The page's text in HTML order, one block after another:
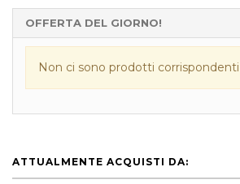
OFFERTA DEL GIORNO!
Non ci sono prodotti corrispondenti
ATTUALMENTE ACQUISTI DA: